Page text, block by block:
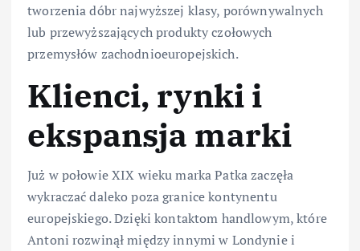
tworzenia dóbr najwyższej klasy, porównywalnych
lub przewyższających produkty czołowych
przemysłów zachodnioeuropejskich.
Klienci, rynki i
ekspansja marki
Już w połowie XIX wieku marka Patka zaczęła
wykraczać daleko poza granice kontynentu
europejskiego. Dzięki kontaktom handlowym, które
Antoni rozwinął między innymi w Londynie i